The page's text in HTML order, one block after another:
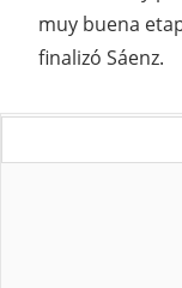
muy buena
finalizó Sáenz.